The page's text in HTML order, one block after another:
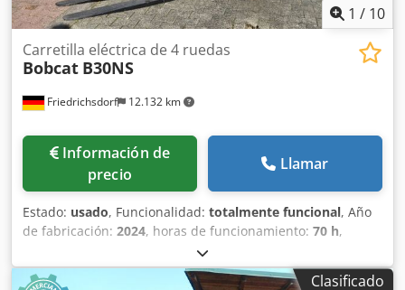
1 / 10
Friedrichsdorf 12.132 km
Carretilla eléctrica de 4 ruedas
Bobcat B30NS
Información de
precio
Llamar
Estado: usado, Funcionalidad: totalmente funcional, Año
de fabricación: 2024, horas de funcionamiento: 70 h,
3.000 kg, altura de elevación:
mm, ascensor libre:1.475 mm, tipo de combustible:
Clasificado